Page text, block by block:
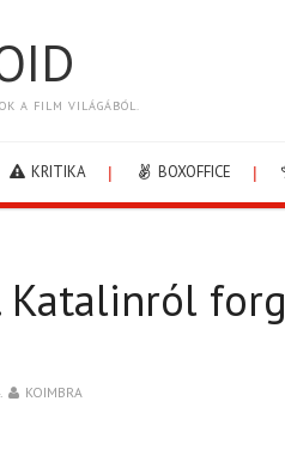
A FILM VILÁGÁBÓL.
KRITIKA BOXOFFICE
Katalinról
KOIMBRA